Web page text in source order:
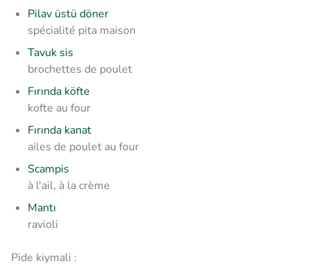
Pilav üstü döner
spécialité pita maison
Tavuk sis
brochettes de poulet
Fırında köfte
kofte au four
Fırında kanat
ailes de poulet au four
Scampis
à l'ail, à la crème
Mantı
ravioli
Pide kiymali :